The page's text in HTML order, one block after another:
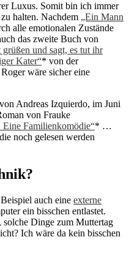
Luxus. Somit bin ich immer
halten. Nachdem „Ein Mann
alle emotionalen Zustände
das zweite Buch von
grüßen und sagt, es tut ihr
Kater“* von der
wäre sicher eine
Andreas Izquierdo, im Juni
von Frauke
Familienkomödie“* …
noch gelesen werden
auch eine externe
ein bisschen entlastet.
Dinge zum Muttertag
Ich wäre da kein bisschen